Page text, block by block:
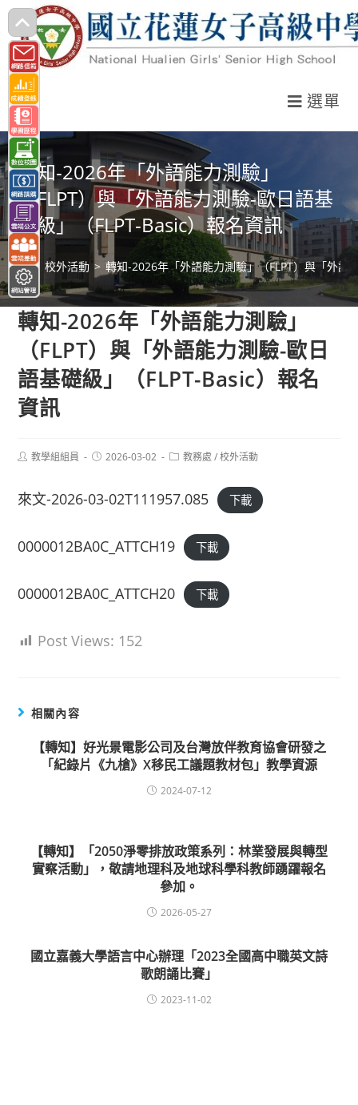
跳
轉
至
主
要
內
容
選單
轉知-2026年「外語能力測驗」
（FLPT）與「外語能力測驗-歐日語基
礎級」（FLPT-Basic）報名資訊
> 校外活動 > 轉知-2026年「外語能力測驗」（FLPT）與「外語
轉知-2026年「外語能力測驗」
（FLPT）與「外語能力測驗-歐日
語基礎級」（FLPT-Basic）報名
資訊
Post教學組組員
Post2026-03-02
Post教務處 / 校外活動
來文-2026-03-02T111957.085 下載
0000012BA0C_ATTCH19 下載
0000012BA0C_ATTCH20 下載
Post Views: 152
相關內容
【轉知】好光景電影公司及台灣放伴教育協會研發之
「紀錄片《九槍》X移民工議題教材包」教學資源
2024-07-12
【轉知】「2050淨零排放政策系列：林業發展與轉型
實察活動」，敬請地理科及地球科學科教師踴躍報名
參加。
2026-05-27
國立嘉義大學語言中心辦理「2023全國高中職英文詩
歌朗誦比賽」
2023-11-02